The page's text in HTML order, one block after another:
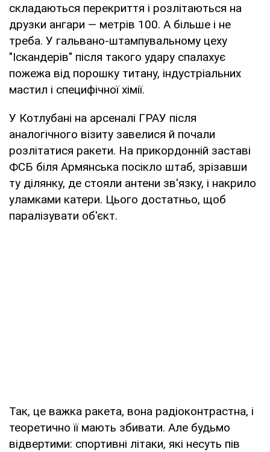
складаються перекриття і розлітаються на
друзки ангари — метрів 100. А більше і не
треба. У гальвано-штампувальному цеху
"Іскандерів" після такого удару спалахує
пожежа від порошку титану, індустріальних
мастил і специфічної хімії.
У Котлубані на арсеналі ГРАУ після
аналогічного візиту завелися й почали
розлітатися ракети. На прикордонній заставі
ФСБ біля Армянська посікло штаб, зрізавши
ту ділянку, де стояли антени зв'язку, і накрило
уламками катери. Цього достатньо, щоб
паралізувати об'єкт.
Так, це важка ракета, вона радіоконтрастна, і
теоретично її мають збивати. Але будьмо
відвертими: спортивні літаки, які несуть пів